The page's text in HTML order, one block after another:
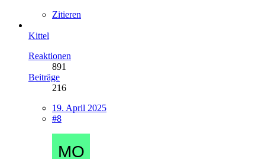
Zitieren
Kittel
Reaktionen
891
Beiträge
216
19. April 2025
#8